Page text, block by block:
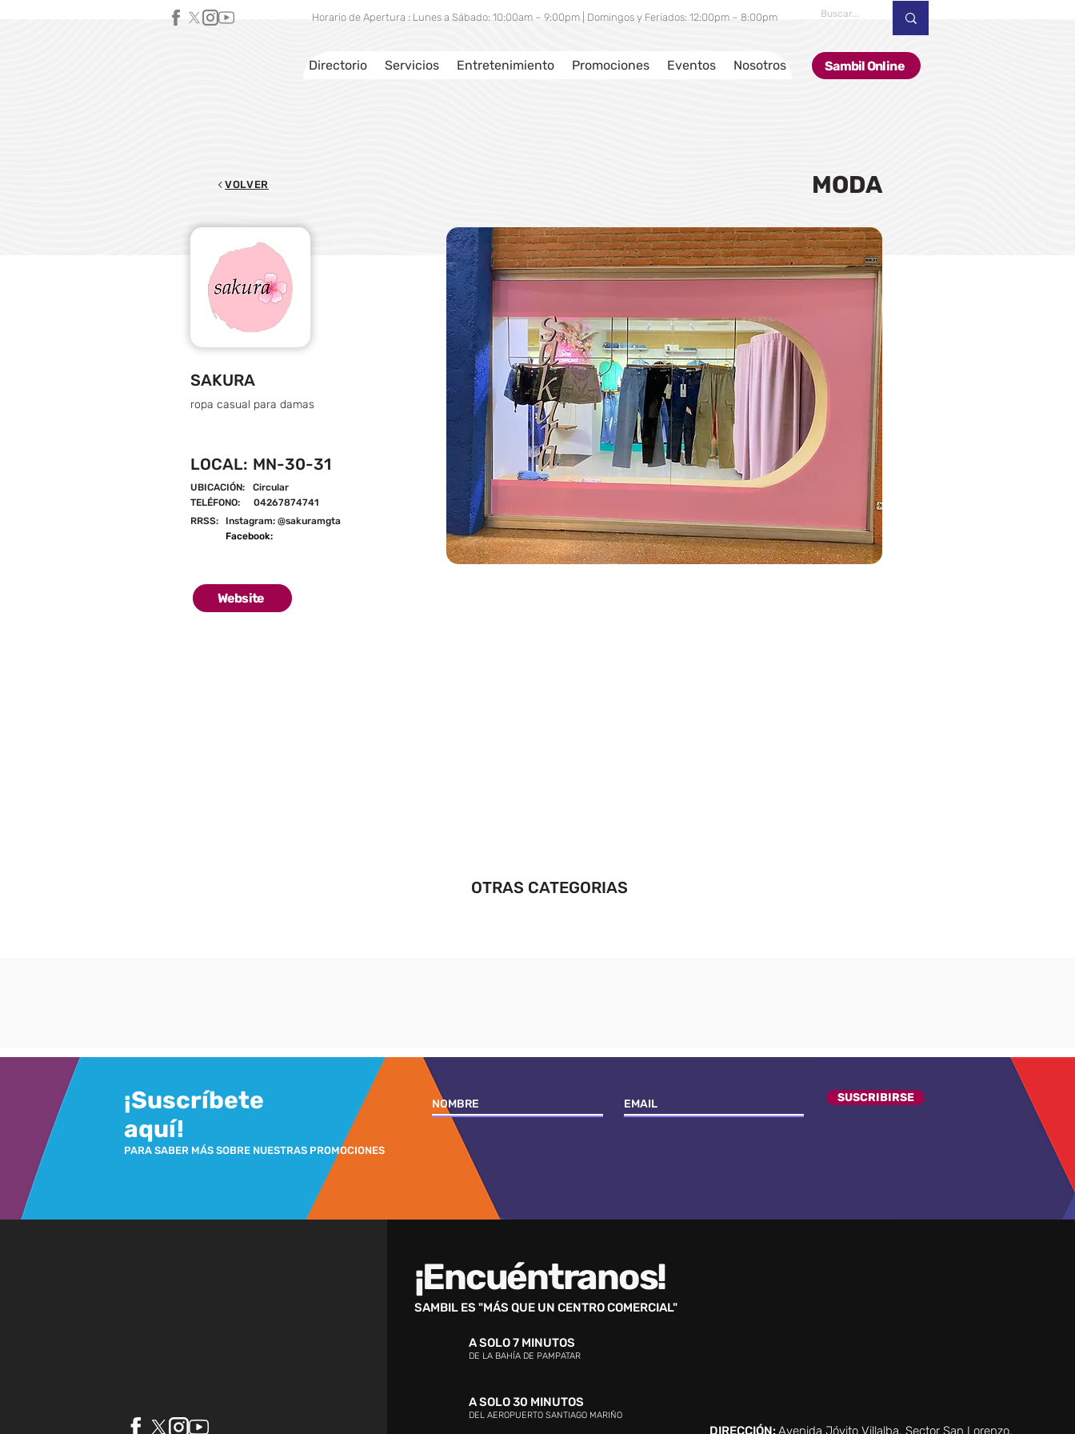
Directorio Servicios Entretenimiento Promociones Eventos Nosotros Sambil Online
Horario de Apertura : Lunes a Sábado: 10:00am – 9:00pm | Domingos y Feriados: 12:00pm – 8:00pm
VOLVER MODA
SAKURA
ropa casual para damas
LOCAL: MN-30-31
UBICACIÓN:
TELÉFONO:
Circular
04267874741
RRSS:
Instagram: @sakuramgta
Facebook:
Website
OTRAS CATEGORIAS
¡Suscríbete
aquí!
PARA SABER MÁS SOBRE NUESTRAS PROMOCIONES
SUSCRIBIRSE
¡Encuéntranos!
SAMBIL ES "MÁS QUE UN CENTRO COMERCIAL"
A SOLO 7 MINUTOS
DE LA BAHÍA DE PAMPATAR
A SOLO 30 MINUTOS
DEL AEROPUERTO SANTIAGO MARIÑO
DIRECCIÓN:Avenida Jóvito Villalba, Sector San Lorenzo,